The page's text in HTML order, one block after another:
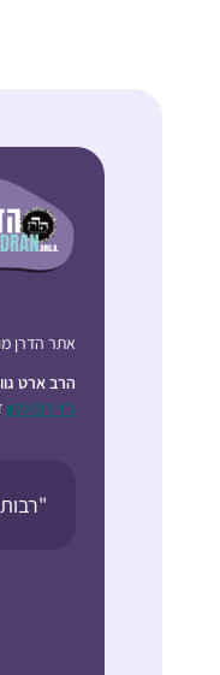
אתר הדרן
הרב ארט
ג’וי רובינסון